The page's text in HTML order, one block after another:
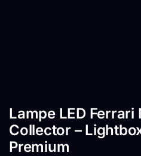
Lampe LED Ferrari
Collector –
Premium